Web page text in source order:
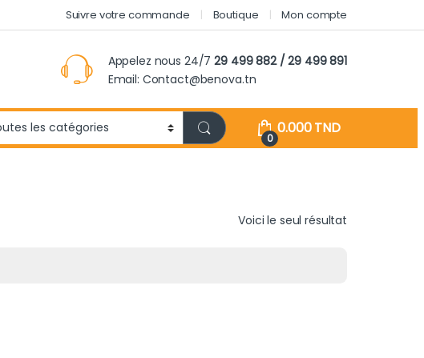
Suivre votre commande Boutique Mon compte
Appelez nous 24/729 499 882 / 29 499 891
Email: Contact@benova.tn
0
0.000TND
Voici le seul résultat